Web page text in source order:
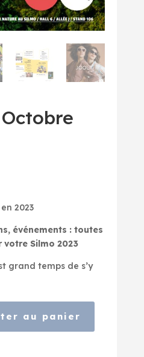
2023
événements : toutes
votre Silmo 2023
grand temps de s’y
au panier